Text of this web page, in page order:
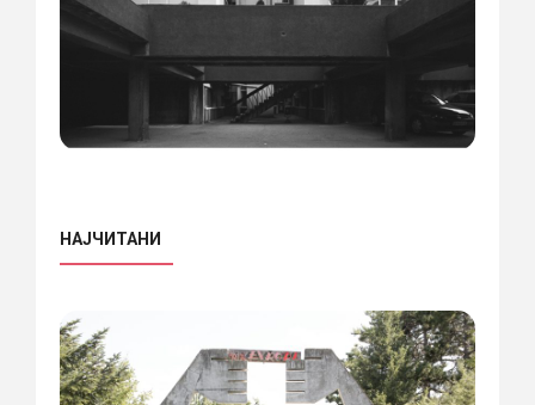
НАЈЧИТАНИ